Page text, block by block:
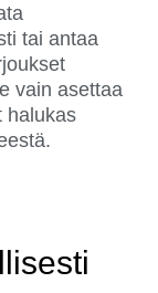
tai antaa
vain asettaa
halukas